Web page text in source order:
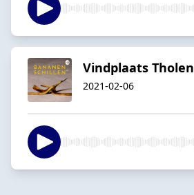
Vindplaats Tholen
2021-02-06